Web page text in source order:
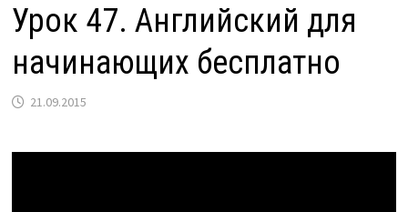
Урок 47. Английский для
начинающих бесплатно
21.09.2015